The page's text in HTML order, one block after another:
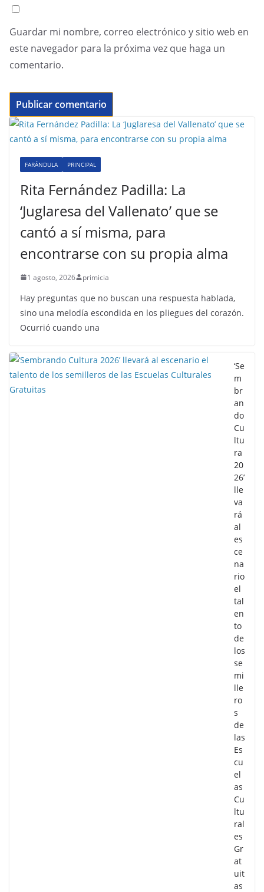
Guardar mi nombre, correo electrónico y sitio web en
este navegador para la próxima vez que haga un
comentario.
FARÁNDULA PRINCIPAL
Rita Fernández Padilla: La
‘Juglaresa del Vallenato’ que se
cantó a sí misma, para
encontrarse con su propia alma
1 agosto, 2026 primicia
Hay preguntas que no buscan una respuesta hablada,
sino una melodía escondida en los pliegues del corazón.
Ocurrió cuando una
‘Se
m
br
an
do
Cu
ltu
ra
20
26’
lle
va
rá
al
es
ce
na
rio
el
tal
en
to
de
los
se
mi
lle
ro
s
de
las
Es
cu
el
as
Cu
ltu
ral
es
Gr
at
uit
as